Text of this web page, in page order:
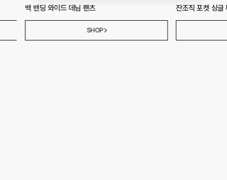
잔조직 포켓 싱글 투버튼 재킷
SHOP
스카시 스트라이